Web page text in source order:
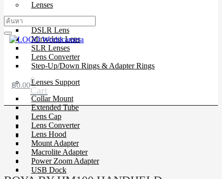
Lenses
DSLR Lens
Mirrorless Lens
SLR Lenses
Lens Converter
Step-Up/Down Rings & Adapter Rings
Lenses Support
Collar Mount
Extended Tube
Lens Cap
Lens Converter
Lens Hood
Mount Adapter
Macrolite Adapter
Power Zoom Adapter
USB Dock
฿0.000
Cart